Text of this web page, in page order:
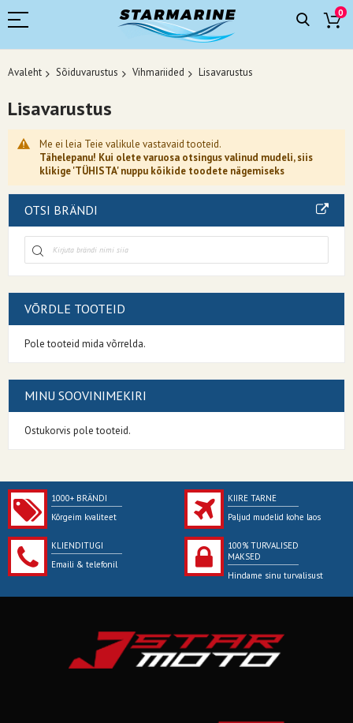
0
Avaleht Sõiduvarustus Vihmariided Lisavarustus
Lisavarustus
Me ei leia Teie valikule vastavaid tooteid.
Tähelepanu! Kui olete varuosa otsingus valinud mudeli, siis
klikige 'TÜHISTA' nuppu kõikide toodete nägemiseks
OTSI BRÄNDI
VÕRDLE TOOTEID
Pole tooteid mida võrrelda.
MINU SOOVINIMEKIRI
Ostukorvis pole tooteid.
1000+ BRÄNDI
Kõrgeim kvaliteet
KIIRE TARNE
Paljud mudelid kohe laos
KLIENDITUGI
Emaili & telefonil
100% TURVALISED
MAKSED
Hindame sinu turvalisust